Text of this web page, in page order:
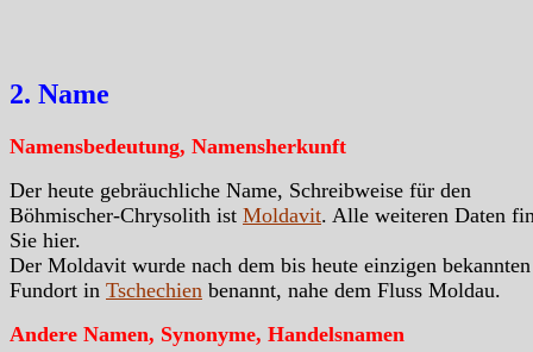
2. Name
Namensbedeutung, Namensherkunft
Der heute gebräuchliche Name, Schreibweise für den
Böhmischer-Chrysolith ist Moldavit. Alle weiteren Daten
Sie hier.
Der Moldavit wurde nach dem bis heute einzigen bekannten
Fundort in Tschechien benannt, nahe dem Fluss Moldau.
Andere Namen, Synonyme, Handelsnamen